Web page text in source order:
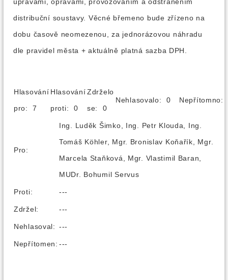
distribuční soustavy. Věcné břemeno bude zřízeno na
dobu časově neomezenou, za jednorázovou náhradu
dle pravidel města + aktuálně platná sazba DPH.
Hlasování
pro: 7
Hlasování
proti: 0
Zdrželo
se: 0
Nehlasovalo: 0
Pro:
Ing. Luděk Šimko, Ing. Petr Klouda, Ing.
Tomáš Köhler, Mgr. Bronislav Koňařík, Mgr.
Marcela Staňková, Mgr. Vlastimil Baran,
MUDr. Bohumil Servus
Proti: ---
Zdržel: ---
Nehlasoval: ---
Nepřítomen: ---